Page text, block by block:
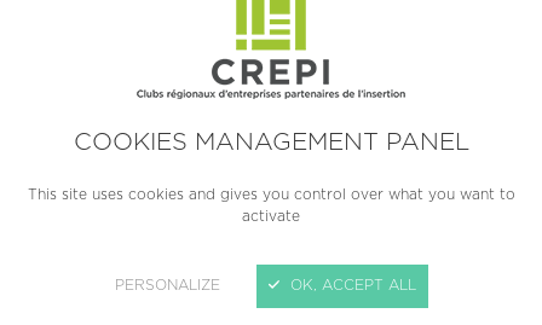
COOKIES MANAGEMENT PANEL
This site uses cookies and gives you control over what you want to
activate
PERSONALIZE OK, ACCEPT ALL
Le CREPI Pyrénéesa été créé en 2010. Il intervient sur les
départements des Pyrénées-Atlantiques et des Landes